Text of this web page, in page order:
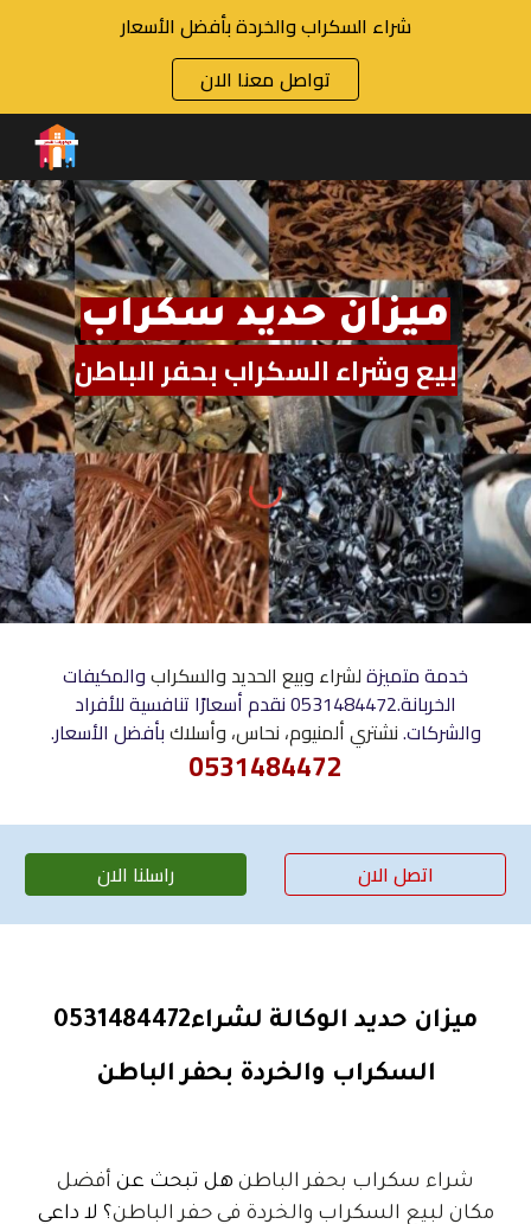
Skip to main content Skip to navigationشراء السكراب والخردة بأفضل الأسعار
تواصل معنا الان
ميزان حديد سكراب
بيع وشراء السكراب بحفر الباطن
خدمة متميزةلشراء وبيع الحديد والسكرابوالمكيفات
الخربانة.0531484472 نقدم أسعارًا تنافسية للأفراد
والشركات.نشتري ألمنيوم، نحاس، وأسلاكبأفضل الأسعار.
0531484472
راسلنا الان اتصل الان
0531484472ميزان حديد الوكالة لشراء
السكراب والخردة بحفر الباطن
شراء سكراب بحفر الباطن هل تبحث عن أفضل
مكان لبيع السكراب والخردة في حفر الباطن؟ لا داعي